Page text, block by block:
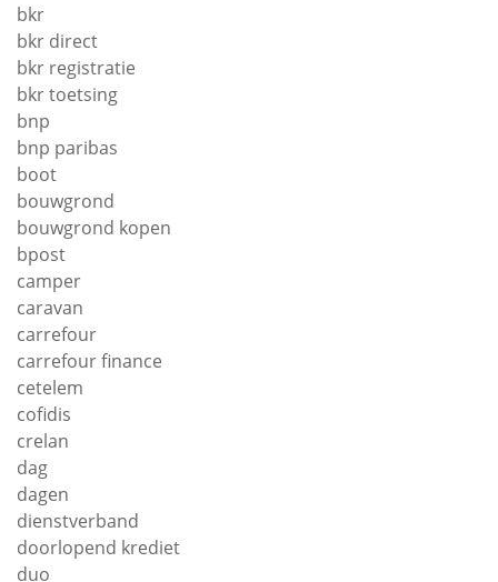
bkr
bkr direct
bkr registratie
bkr toetsing
bnp
bnp paribas
boot
bouwgrond
bouwgrond kopen
bpost
camper
caravan
carrefour
carrefour finance
cetelem
cofidis
crelan
dag
dagen
dienstverband
doorlopend krediet
duo